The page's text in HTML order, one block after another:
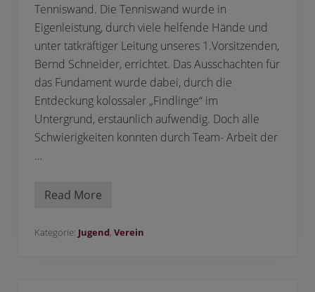
Tenniswand. Die Tenniswand wurde in
Eigenleistung, durch viele helfende Hände und
unter tatkräftiger Leitung unseres 1.Vorsitzenden,
Bernd Schneider, errichtet. Das Ausschachten für
das Fundament wurde dabei, durch die
Entdeckung kolossaler „Findlinge“ im
Untergrund, erstaunlich aufwendig. Doch alle
Schwierigkeiten konnten durch Team- Arbeit der
…
W
h
Read More
Kategorie: Jugend, Verein